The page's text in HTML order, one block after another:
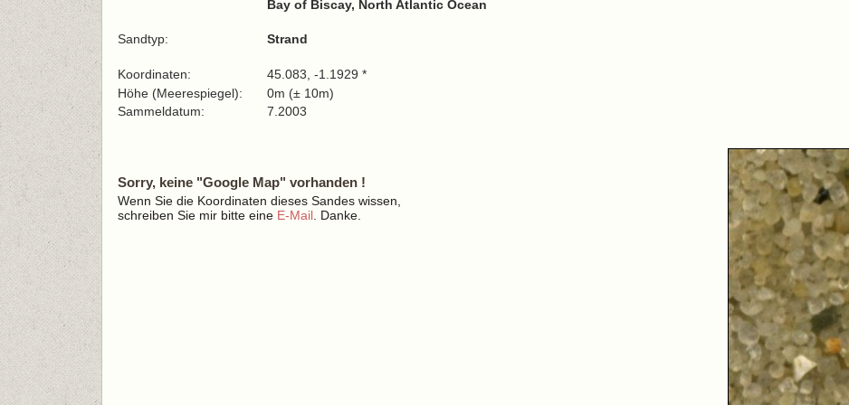
Bay of Biscay, North Atlantic Ocean
Sandtyp: Strand
Koordinaten:
45.083, -1.1929 *
Höhe (Meerespiegel):
0m (± 10m)
Sammeldatum:
7.2003
Sorry, keine "Google Map" vorhanden !
Wenn Sie die Koordinaten dieses Sandes wissen,
schreiben Sie mir bitte eine E-Mail . Danke.